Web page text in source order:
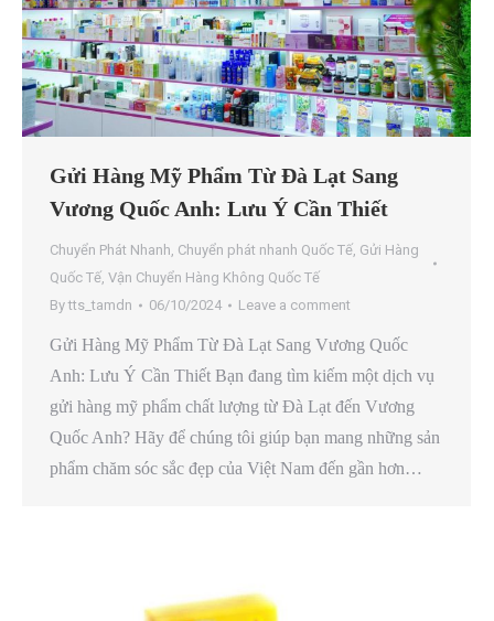
Gửi Hàng Mỹ Phẩm Từ Đà Lạt Sang
Vương Quốc Anh: Lưu Ý Cần Thiết
Chuyển Phát Nhanh, Chuyển phát nhanh Quốc Tế, Gửi Hàng
Quốc Tế, Vận Chuyển Hàng Không Quốc Tế
Bytts_tamdn 06/10/2024 Leave a comment
Gửi Hàng Mỹ Phẩm Từ Đà Lạt Sang Vương Quốc
Anh: Lưu Ý Cần Thiết Bạn đang tìm kiếm một dịch vụ
gửi hàng mỹ phẩm chất lượng từ Đà Lạt đến Vương
Quốc Anh? Hãy để chúng tôi giúp bạn mang những sản
phẩm chăm sóc sắc đẹp của Việt Nam đến gần hơn…